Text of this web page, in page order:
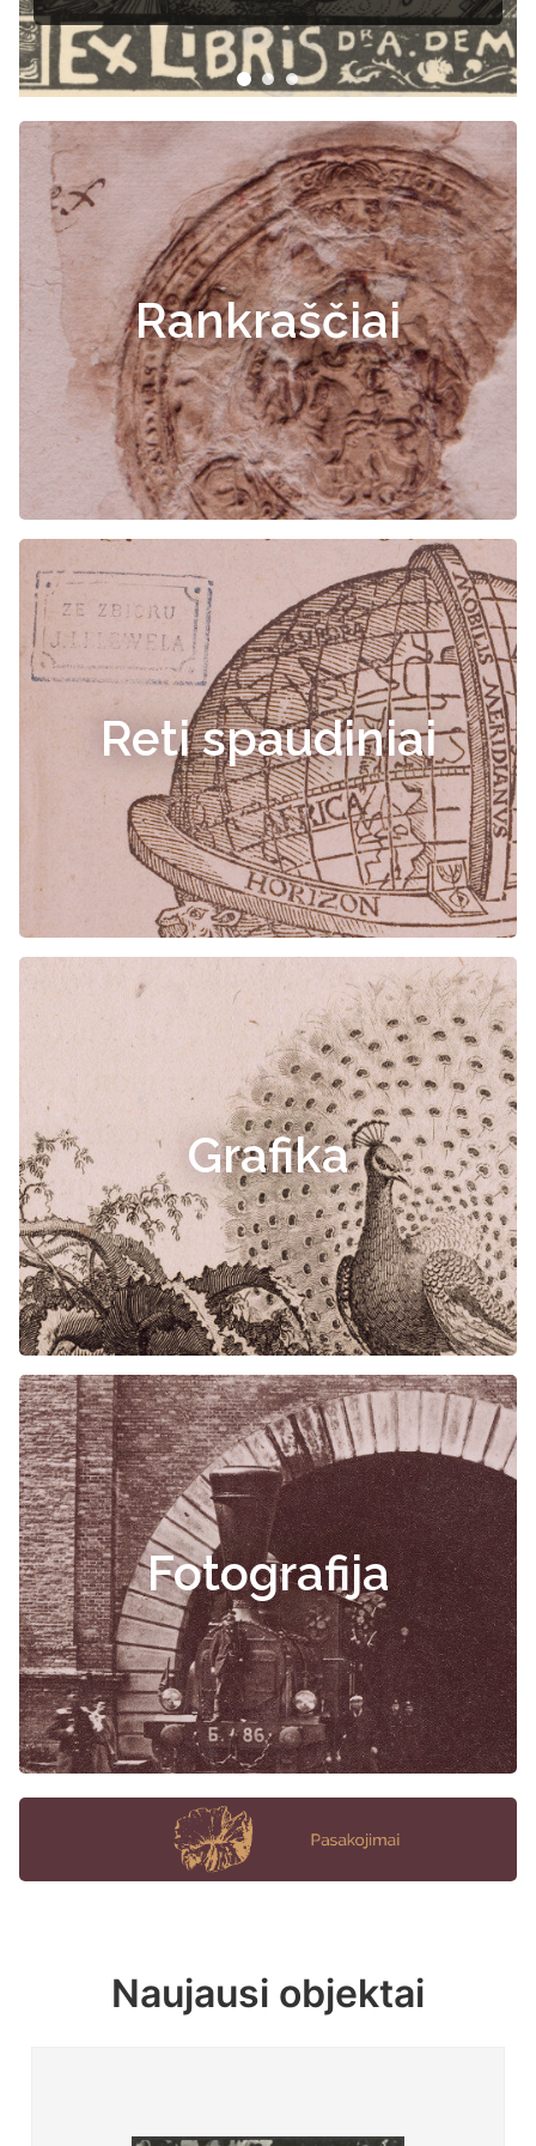
Rankraščiai
Reti spaudiniai
Grafika
Fotografija
Naujausi objektai